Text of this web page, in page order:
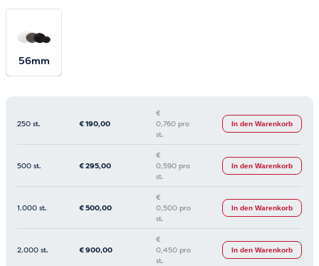
25mm
31mm
37mm
56mm
250 st. €190,00
€
0,760 pro
st.
In den Warenkorb
500 st. €295,00
€
0,590 pro
st.
In den Warenkorb
1.000 st. €500,00
€
0,500 pro
st.
In den Warenkorb
2.000 st. €900,00
€
0,450 pro
st.
In den Warenkorb